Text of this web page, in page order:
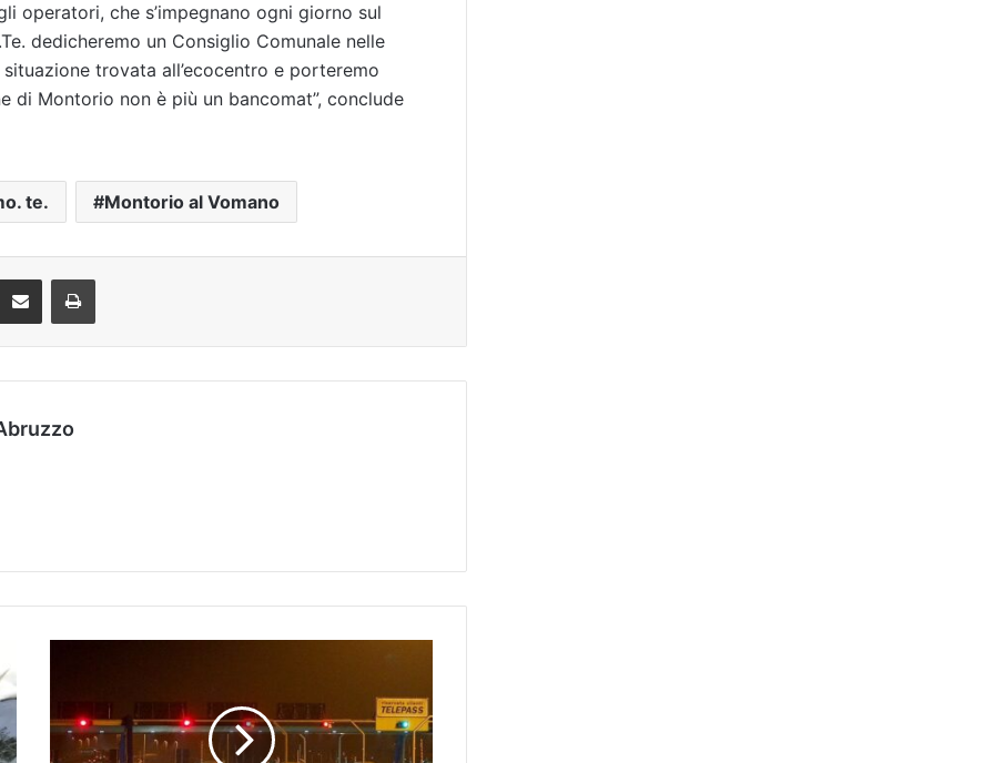
operatori, che s’impegnano ogni giorno sul
dedicheremo un Consiglio Comunale nelle
trovata all’ecocentro e porteremo
di Montorio non è più un bancomat”, conclude
te. Montorio al Vomano